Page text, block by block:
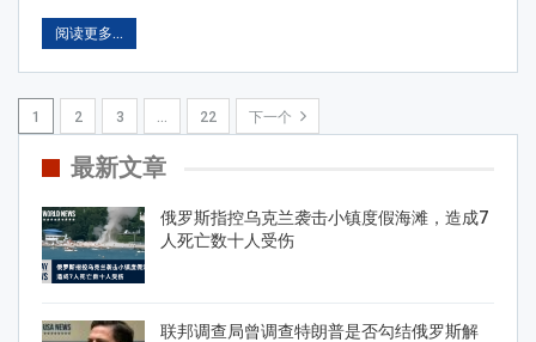
阅读更多...
1 2 3 22 下一个
最新文章
俄罗斯指控乌克兰袭击小镇度假海滩，造成7
人死亡数十人受伤
联邦调查局曾调查特朗普是否勾结俄罗斯解